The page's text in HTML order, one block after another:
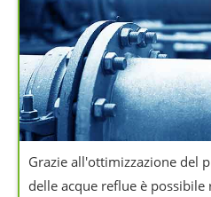
Grazie all'ottimizzazione del
delle acque reflue è